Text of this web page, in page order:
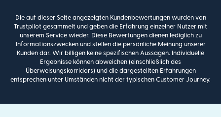
Die auf dieser Seite angezeigten Kundenbewertungen wurden von
Trustpilot gesammelt und geben die Erfahrung einzelner Nutzer mit
unserem Service wieder. Diese Bewertungen dienen lediglich zu
Informationszwecken und stellen die persönliche Meinung unserer
Kunden dar. Wir billigen keine spezifischen Aussagen. Individuelle
Ergebnisse können abweichen (einschließlich des
Überweisungskorridors) und die dargestellten Erfahrungen
entsprechen unter Umständen nicht der typischen Customer Journey.